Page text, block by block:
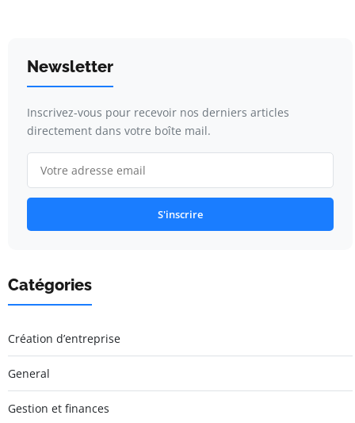
Newsletter
Inscrivez-vous pour recevoir nos derniers articles
directement dans votre boîte mail.
S'inscrire
Catégories
Création d’entreprise
General
Gestion et finances